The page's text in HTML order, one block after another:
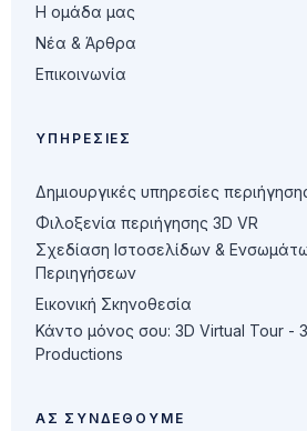
Η ομάδα μας
Νέα & Άρθρα
Επικοινωνία
ΥΠΗΡΕΣΊΕΣ
Δημιουργικές υπηρεσίες
Φιλοξενία περιήγησης 3D VR
Σχεδίαση Ιστοσελίδων &
Περιηγήσεων
Εικονική Σκηνοθεσία
Κάντο μόνος σου: 3D Virtual Tour -
Productions
ΑΣ ΣΥΝΔΕΘΟΎΜΕ